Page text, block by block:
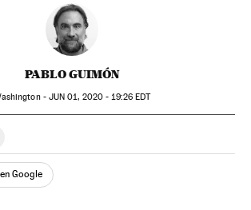
PABLO GUIMÓN
- JUN 01, 2020 - 19:26EDT
Facebook
en TwitterRedes Sociales
Google